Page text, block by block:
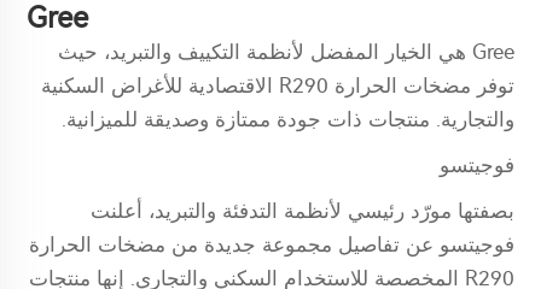
Gree
Gree هي الخيار المفضل لأنظمة التكييف والتبريد، حيث
توفر مضخات الحرارة R290 الاقتصادية للأغراض السكنية
والتجارية. منتجات ذات جودة ممتازة وصديقة للميزانية.
فوجيتسو
بصفتها مورّد رئيسي لأنظمة التدفئة والتبريد، أعلنت
فوجيتسو عن تفاصيل مجموعة جديدة من مضخات الحرارة
R290 المخصصة للاستخدام السكني والتجاري. إنها منتجات